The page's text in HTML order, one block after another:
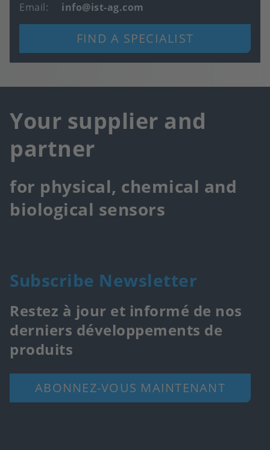
Email
info@ist-ag.com
FIND A SPECIALIST
Your supplier and
partner
for physical, chemical and
biological sensors
Subscribe Newsletter
Restez à jour et informé de nos
derniers développements de
produits
ABONNEZ-VOUS MAINTENANT